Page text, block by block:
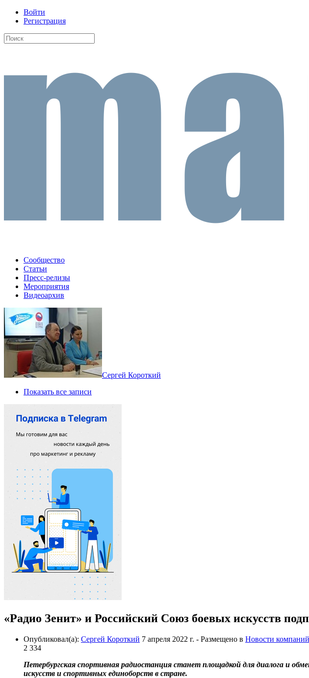
Войти
Регистрация
Сообщество
Статьи
Пресс-релизы
Мероприятия
Видеоархив
Сергей Короткий
Показать все записи
«Радио Зенит» и Российский Союз боевых искусств
Опубликовал(а): Сергей Короткий 7 апреля 2022 г. - Размещено в Новости компаний
2 334
Петербургская спортивная радиостанция станет площадкой для диалога и
искусств и спортивных единоборств в стране.